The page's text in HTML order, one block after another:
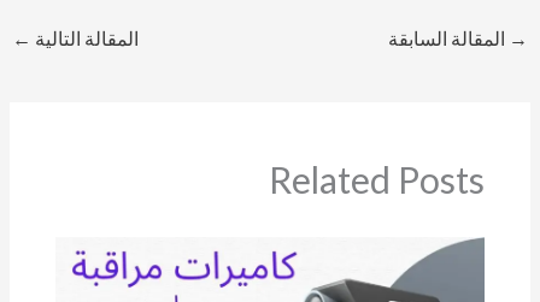
→ المقالة السابقة المقالة التالية ←
Related Posts